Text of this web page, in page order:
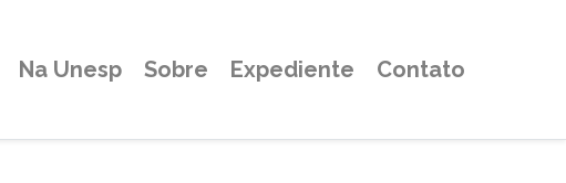
Na Unesp Sobre Expediente Contato